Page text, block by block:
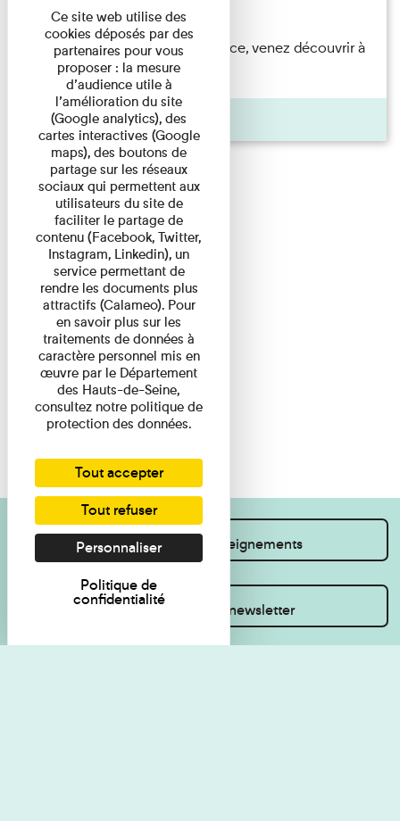
Du 23/08/2026 au 23/08/2026
Accompagnés par une médiatrice, venez découvrir à
travers une visite du ...
Agenda
Je souhaite des renseignements
Inscrivez-vous à la newsletter
Ce site web utilise des
cookies déposés par des
partenaires pour vous
proposer : la mesure
d’audience utile à
l’amélioration du site
(Google analytics), des
cartes interactives (Google
maps), des boutons de
partage sur les réseaux
sociaux qui permettent aux
utilisateurs du site de
faciliter le partage de
contenu (Facebook, Twitter,
Instagram, Linkedin), un
service permettant de
rendre les documents plus
attractifs (Calameo). Pour
en savoir plus sur les
traitements de données à
caractère personnel mis en
œuvre par le Département
des Hauts-de-Seine,
consultez notre politique de
protection des données.
Tout accepter
Tout refuser
Personnaliser
Politique de
confidentialité